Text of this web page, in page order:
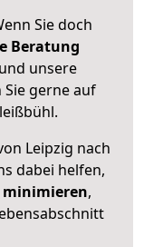
Sie doch
Beratung
unsere
gerne auf
Leipzig nach
dabei helfen,
minimieren,